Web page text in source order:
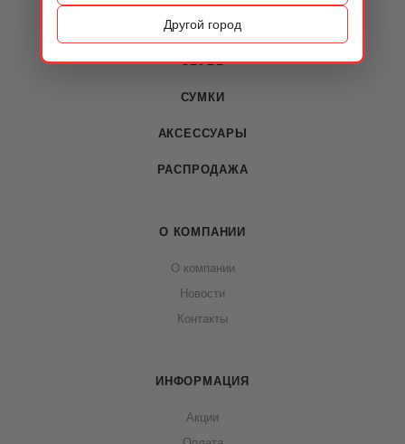
Другой город
КАТАЛОГ
ОБУВЬ
СУМКИ
АКСЕССУАРЫ
РАСПРОДАЖА
О КОМПАНИИ
О компании
Новости
Контакты
ИНФОРМАЦИЯ
Акции